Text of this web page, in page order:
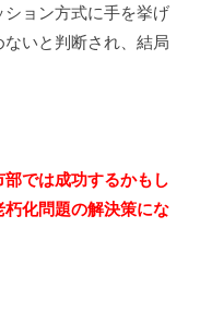
ョン方式に手を挙げ
いと判断され、結局
では成功するかもし
化問題の解決策にな